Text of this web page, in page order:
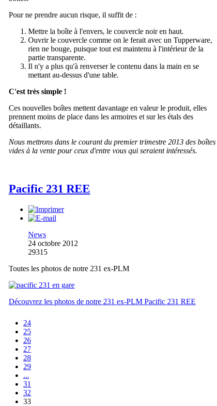
Pour ne prendre aucun risque, il suffit de :
Mettre la boîte à l'envers, le couvercle noir en haut.
Ouvrir le couvercle comme on le ferait avec un Tupperware,
rien ne bouge, puisque tout est maintenu à l'intérieur de la
partie transparente.
Il n'y a plus qu'à renverser le contenu dans la main en se
mettant au-dessus d'une table.
C'est très simple !
Ces nouvelles boîtes mettent davantage en valeur le produit, elles
prennent moins de place dans les armoires et sur les étals des
détaillants.
Nous mettrons dans le courant du premier trimestre 2013 des boîtes
vides à la vente pour ceux d'entre vous qui seraient intéressés.
Pacific 231 REE
News
24 octobre 2012
29315
Toutes les photos de notre 231 ex-PLM
Découvrez les photos de notre 231 ex-PLM Pacific 231 REE
24
25
26
27
28
29
...
31
32
33